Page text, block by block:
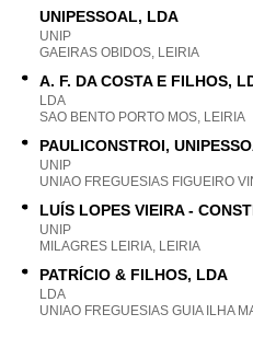
UNIPESSOAL, LDA
UNIP
GAEIRAS OBIDOS, LEIRIA
A. F. DA COSTA E FILHOS,
LDA
SAO BENTO PORTO MOS, LEIRIA
PAULICONSTROI,
UNIP
UNIAO FREGUESIAS FIGUEIRO
LUÍS LOPES VIEIRA -
UNIP
MILAGRES LEIRIA, LEIRIA
PATRÍCIO & FILHOS, LDA
LDA
UNIAO FREGUESIAS GUIA ILHA